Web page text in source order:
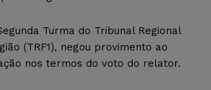
Turma do Tribunal Regional
(TRF1), negou provimento ao
nos termos do voto do relator.